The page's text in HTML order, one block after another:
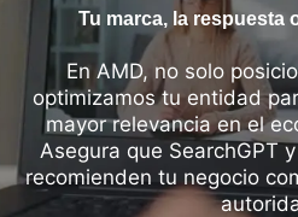
Tu marca, la respuesta
En AMD, no solo
optimizamos tu entidad
mayor relevancia en el
Asegura que SearchGPT
recomienden tu negocio